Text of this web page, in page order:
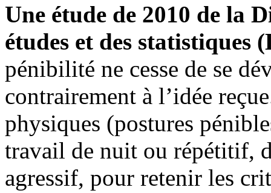
Une étude de 2010 de la
études et des statistiques
pénibilité ne cesse de se
contrairement à l’idée
physiques (postures
travail de nuit ou répétitif,
agressif, pour retenir les